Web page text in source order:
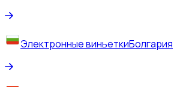
Электронные виньеткиБолгария